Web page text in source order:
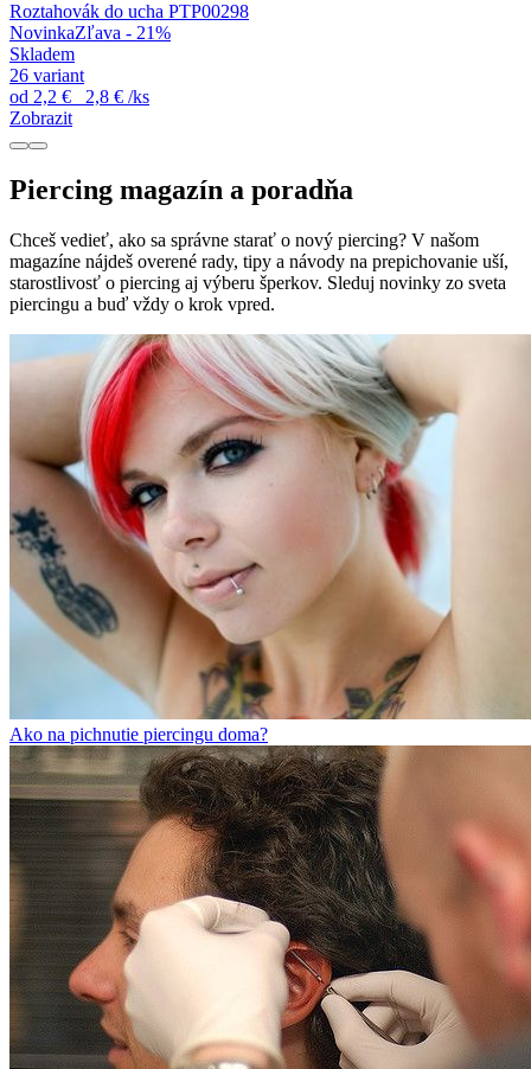
Roztahovák do ucha PTP00298
NovinkaZľava - 21%
Skladem
26 variant
od 2,2 € 2,8 € /ks
Zobrazit
Piercing magazín a poradňa
Chceš vedieť, ako sa správne starať o nový piercing? V našom
magazíne nájdeš overené rady, tipy a návody na prepichovanie uší,
starostlivosť o piercing aj výberu šperkov. Sleduj novinky zo sveta
piercingu a buď vždy o krok vpred.
Ako na pichnutie piercingu doma?